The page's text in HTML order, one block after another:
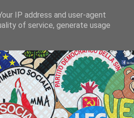
IP address and user-agent
of service, generate usage